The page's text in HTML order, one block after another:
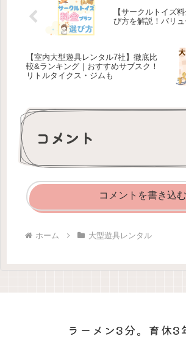
【サークルトイズ
び方を解説！バリ
【室内大型遊具レンタル7社】徹底比
較&ランキング｜おすすめサブスク！
リトルタイクス・ジムも
コメント
コメントを書き込む
ホーム 大型遊具レンタル
ラーメン3分。育休3